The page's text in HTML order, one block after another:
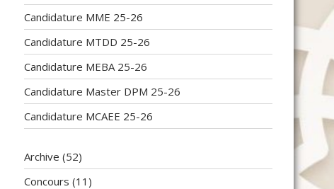
Candidature MME 25-26
Candidature MTDD 25-26
Candidature MEBA 25-26
Candidature Master DPM 25-26
Candidature MCAEE 25-26
Archive (52)
Concours (11)